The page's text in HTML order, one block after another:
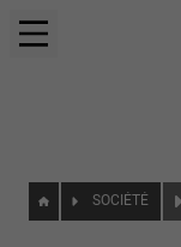
SOCIÉTÉ